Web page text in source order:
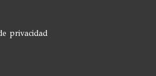
privacidad